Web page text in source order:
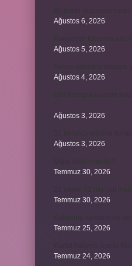
Ağustos 6, 2026
Ağustos 5, 2026
Ağustos 4, 2026
Ağustos 3, 2026
Ağustos 3, 2026
Temmuz 30, 2026
Temmuz 30, 2026
Temmuz 25, 2026
Temmuz 24, 2026